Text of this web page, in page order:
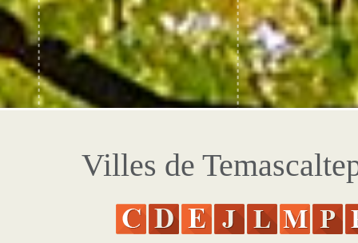
Villes de